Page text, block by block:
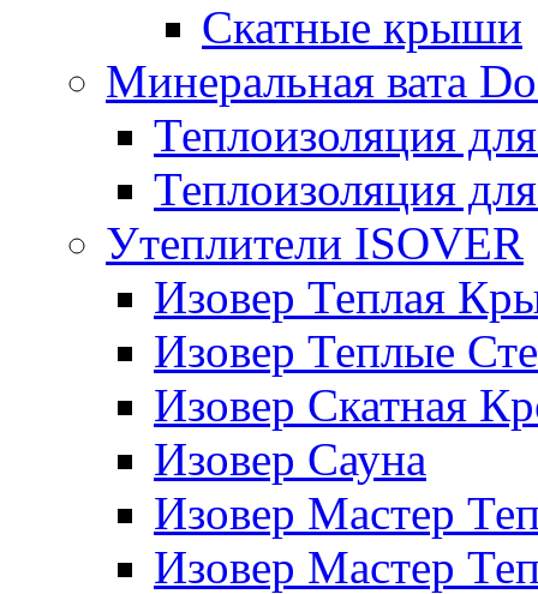
Скатные крыши
Минеральная вата
Теплоизоляция
Теплоизоляция
Утеплители ISOVER
Изовер Теплая
Изовер Теплые
Изовер Скатная
Изовер Сауна
Изовер Мастер
Изовер Мастер